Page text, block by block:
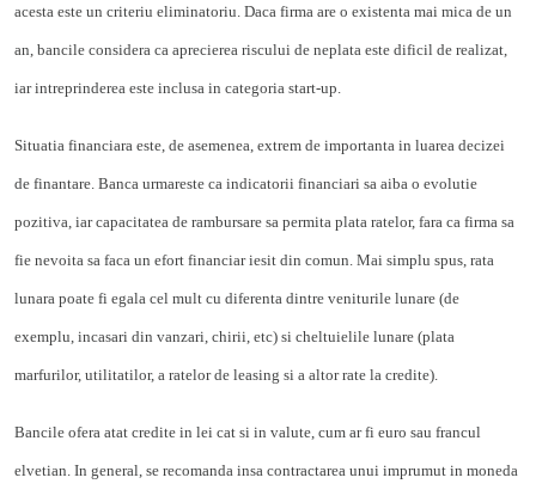
acesta este un criteriu eliminatoriu. Daca firma are o existenta mai mica de un
an, bancile considera ca aprecierea riscului de neplata este dificil de realizat,
iar intreprinderea este inclusa in categoria start-up.
Situatia financiara este, de asemenea, extrem de importanta in luarea decizei
de finantare. Banca urmareste ca indicatorii financiari sa aiba o evolutie
pozitiva, iar capacitatea de rambursare sa permita plata ratelor, fara ca firma sa
fie nevoita sa faca un efort financiar iesit din comun. Mai simplu spus, rata
lunara poate fi egala cel mult cu diferenta dintre veniturile lunare (de
exemplu, incasari din vanzari, chirii, etc) si cheltuielile lunare (plata
marfurilor, utilitatilor, a ratelor de leasing si a altor rate la credite).
Bancile ofera atat credite in lei cat si in valute, cum ar fi euro sau francul
elvetian. In general, se recomanda insa contractarea unui imprumut in moneda